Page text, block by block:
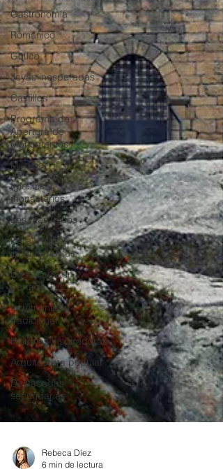
Gastronomía
Románico
Gótico
Joyas inesperadas
Castillos
Programa de
Apertura de
Monumentos
Mudéjar
Iglesias y
monasterios
Los más leídos
Para viajeros
inconformistas
Destacada en
portada
Indumentaria
tradicional
Historias inspiradoras
Arquitectura popular
Destacadas
secundarias